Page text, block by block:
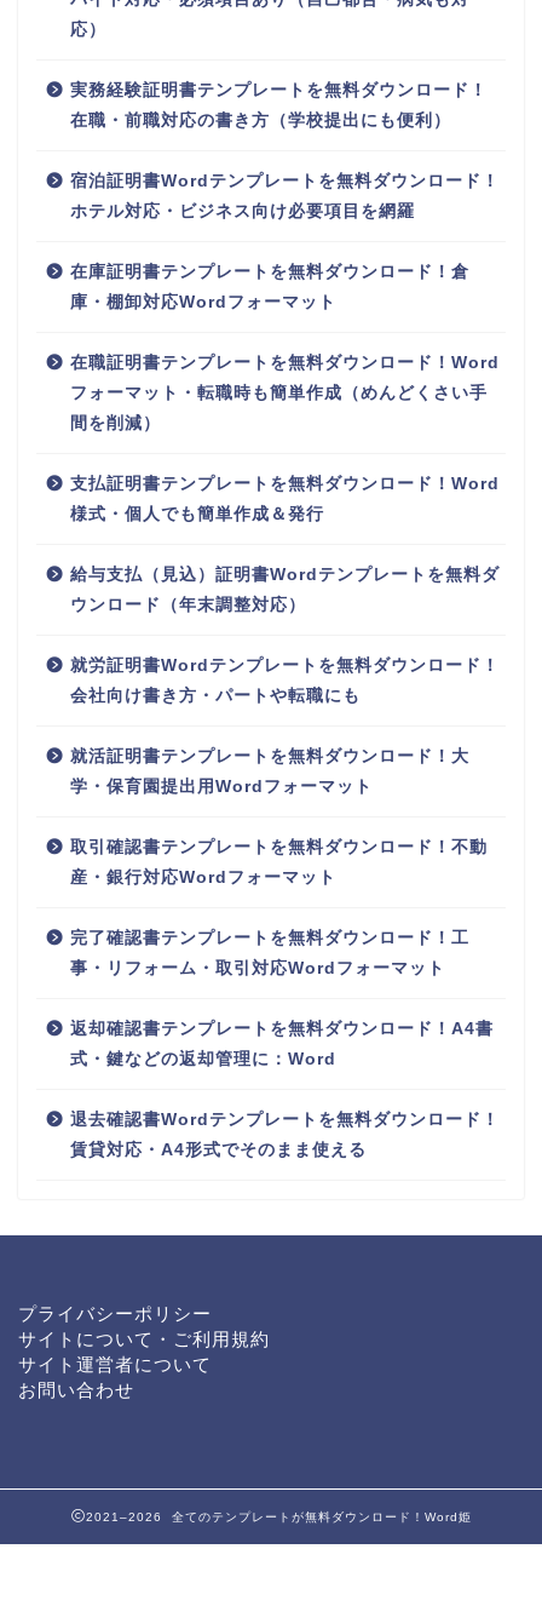
応）
実務経験証明書テンプレートを無料ダウンロード！
在職・前職対応の書き方（学校提出にも便利）
宿泊証明書Wordテンプレートを無料ダウンロード！
ホテル対応・ビジネス向け必要項目を網羅
在庫証明書テンプレートを無料ダウンロード！倉
庫・棚卸対応Wordフォーマット
在職証明書テンプレートを無料ダウンロード！Word
フォーマット・転職時も簡単作成（めんどくさい手
間を削減）
支払証明書テンプレートを無料ダウンロード！Word
様式・個人でも簡単作成＆発行
給与支払（見込）証明書Wordテンプレートを無料ダ
ウンロード（年末調整対応）
就労証明書Wordテンプレートを無料ダウンロード！
会社向け書き方・パートや転職にも
就活証明書テンプレートを無料ダウンロード！大
学・保育園提出用Wordフォーマット
取引確認書テンプレートを無料ダウンロード！不動
産・銀行対応Wordフォーマット
完了確認書テンプレートを無料ダウンロード！工
事・リフォーム・取引対応Wordフォーマット
返却確認書テンプレートを無料ダウンロード！A4書
式・鍵などの返却管理に：Word
退去確認書Wordテンプレートを無料ダウンロード！
賃貸対応・A4形式でそのまま使える
プライバシーポリシー
サイトについて・ご利用規約
サイト運営者について
お問い合わせ
2021–2026 全てのテンプレートが無料ダウンロード！Word姫